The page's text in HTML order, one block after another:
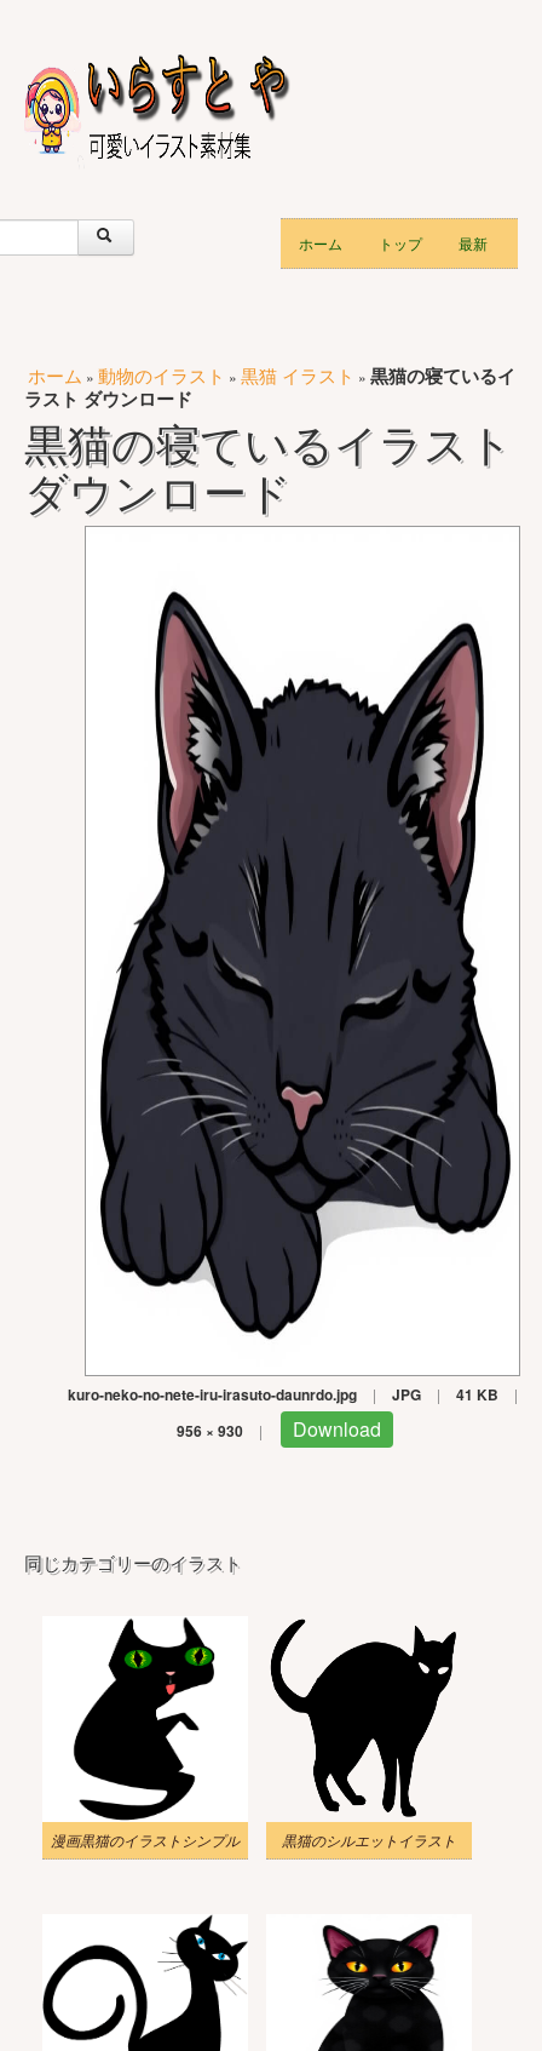
ホーム トップ 最新
ホーム » 動物のイラスト » 黒猫 イラスト » 黒猫の寝ているイ
ラスト ダウンロード
黒猫の寝ているイラスト
ダウンロード
kuro-neko-no-nete-iru-irasuto-daunrdo.jpg | JPG | 41 KB |
956 × 930 | Download
同じカテゴリーのイラスト
漫画黒猫のイラストシンプル 黒猫のシルエットイラスト